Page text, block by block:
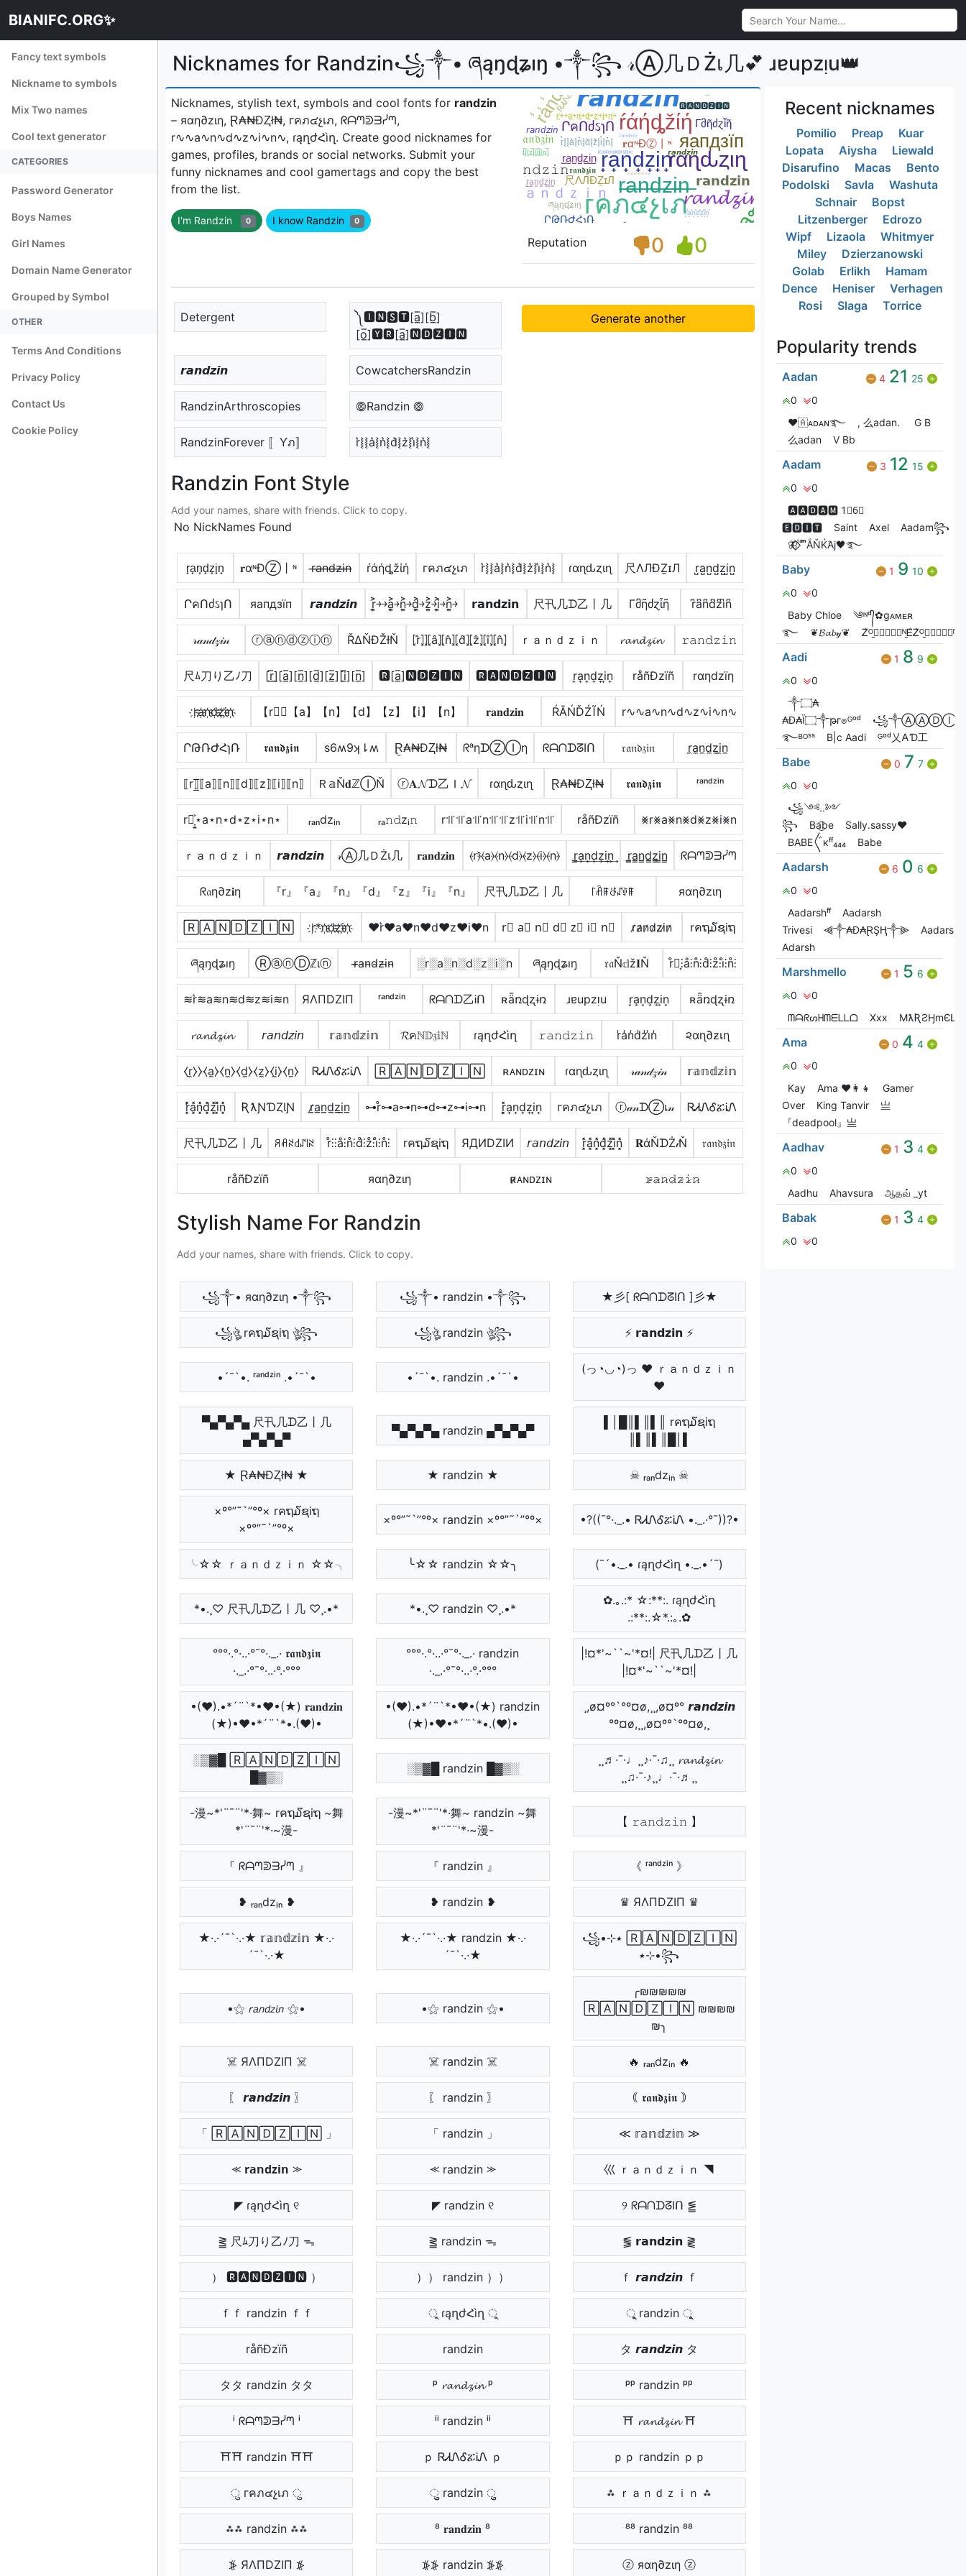
BIANIFC.ORG✨
Fancy text symbols
Nickname to symbols
Mix Two names
Cool text generator
CATEGORIES
Password Generator
Boys Names
Girl Names
Domain Name Generator
Grouped by Symbol
OTHER
Terms And Conditions
Privacy Policy
Contact Us
Cookie Policy
Nicknames for Randzin꧁༒• ཞąŋɖʑıŋ •༒꧂ 𝓇Ⓐ几ＤŻเ几💕 ɹɐupzᴉu👑
Nicknames, stylish text, symbols and cool fonts for randzin
– яαη∂zιη, Ɽ₳₦ĐⱫł₦, гคภ๔չเภ, ᖇᗩᘉᕲᗱᓰᘉ,
r∿∿a∿n∿d∿z∿i∿n∿, ɾąղժՀìղㅤ. Create good nicknames for
games, profiles, brands or social networks. Submit your
funny nicknames and cool gamertags and copy the best
from the list.
I'm Randzin 0 I know Randzin 0
Reputation 0 0
Detergent
༽🅸🅽🆂🆃[a̲̅][b̲̅]
[o̲̅]🆈🆁[a̲̅]🅽🅳🆉🅸🅽
𝙧𝙖𝙣𝙙𝙯𝙞𝙣 CowcatchersRandzin
RandzinArthroscopies ⨷Randzin ⨷
RandzinForever 〚Ƴภ〛 r͛⦚⦚a͛⦚n͛⦚d͛⦚z͛⦚i͛⦚n͛⦚
Generate another
Randzin Font Style
Add your names, share with friends. Click to copy.
No NickNames Found
r̟a̟n̟d̟z̟i̟n̟ 𝐫αᶰĐⓏ丨ᶰ r̶a̶n̶d̶z̶i̶n̶ ŕάήȡžίή гคภ๔չเภ r͛⦚⦚a͛⦚n͛⦚d͛⦚z͛⦚i͛⦚n͛⦚ ɾαɳԃȥιɳ 尺ΛЛÐẔɪЛ r̺a̺n̺d̺z̺i̺n̺
ՐคՈძઽɿՈ яапдзїп 𝙧𝙖𝙣𝙙𝙯𝙞𝙣 r͎͍͐￫￫a͎͍͐￫n͎͍͐￫d͎͍͐￫z͎͍͐￫i͎͍͐￫n͎͍͐￫ 𝗿𝗮𝗻𝗱𝘇𝗶𝗻 尺卂几ᗪ乙丨几 Γმῆძɀἶῆ r͆a͆n͆d͆z͆i͆n͆
𝓇𝒶𝓃𝒹𝓏𝒾𝓃 ⓡⓐⓝⓓⓩⓘⓝ ŘΔŇĐŽƗŇ ⦏r̂⦎⦎⦏â⦎⦏n̂⦎⦏d̂⦎⦏ẑ⦎⦏î⦎⦏n̂⦎ ｒａｎｄｚｉｎ 𝓻𝓪𝓷𝓭𝔃𝓲𝓷 𝚛𝚊𝚗𝚍𝚣𝚒𝚗
尺ﾑ刀り乙ﾉ刀 [r̲̅]̼[a̲̅][n̲̅][d̲̅][z̲̅][i̲̅][n̲̅] 🆁[a̲̅]🅽🅳🆉🅸🅽 🆁🅰🅽🅳🆉🅸🅽 r͎a͎n͎d͎z͎i͎n͎ råñÐzïñ rαηdzïη
r҉a҉n҉d҉z҉i҉n҉ 【r】⃣【a】【n】【d】【z】【i】【n】 𝐫𝐚𝐧𝐝𝐳𝐢𝐧 ŔĂŃĎŹĨŃ r∿∿a∿n∿d∿z∿i∿n∿
ՐԹՌԺՀɿՌ 𝖗𝖆𝖓𝖉𝖟𝖎𝖓 s6ʍ9ʞ⇂ʍ Ɽ̼₳₦ĐⱫł₦ ᖇᵃηᗪⓏⒾη ᖇᗩᑎᗪᘔIᑎ 𝔯𝔞𝔫𝔡𝔷𝔦𝔫 r̼a̼n̼d̼z̼i̼n̼
⟦r⟧̲̅⟦a⟧⟦n⟧⟦d⟧⟦z⟧⟦i⟧⟦n⟧ Ｒ𝕒Ň𝐝ℤⒾŇ ⓡ𝐀𝓝ᗪ乙Ｉ𝓝 ɾαɳԃȥιɳ Ɽ₳₦ĐⱫł₦ 𝖗𝖆𝖓𝖉𝖟𝖎𝖓 ʳᵃⁿᵈᶻⁱⁿ
r⋆͎͍͐⋆a⋆n⋆d⋆z⋆i⋆n⋆ ᵣₐₙdzᵢₙ ᵣₐ𝚗𝚍zᵢ𝚗 r꜉꜍꜉꜍a꜉꜍n꜉꜍꜉꜍z꜉꜍i꜉꜍n꜉꜍ råñÐzïñ ⨳r⨳a⨳n⨳d⨳z⨳i⨳n
ｒａｎｄｚｉｎ 𝙧𝙖𝙣𝙙𝙯𝙞𝙣 𝓇Ⓐ几ＤŻเ几 𝐫𝐚𝐧𝐝𝐳𝐢𝐧 ⦑r⦒̂⦑a⦒⦑n⦒⦑d⦒⦑z⦒⦑i⦒⦑n⦒ r̳͢a͢n͢d͢z͢i͢n͢ r̳̲a̳n̳d̳z̳i̳n̳ ᖇᗩᘉᕲᗱᓰᘉ
ᖇ𝔞η∂z𝐢η 『r』『a』『n』『d』『z』『i』『n』 尺卂几ᗪ乙丨几 ꒓ꋫꁹꁕꁴꂑꁹ яαη∂zιη
🅁🄰🄽🄳🅉🄸🄽 r҉*n҉d҉z҉i҉n҉ ♥r͛♥a♥n♥d♥z♥i♥n r⃣ a⃣ n⃣ d⃣ z⃣ i⃣ n⃣ r̷a̷n̷d̷z̷i̷n̷ rคຖ໓ຊiຖ
ཞąŋɖʑıŋ ⓇⓐⓝⒹℤιⓝ r̴̶a̴n̴d̴z̴i̴n̴ ░r░a░n░d░z░i░n ཞąŋɖʑıŋ 𝔯𝔞Ň𝕕ž𝐈Ň r̊⫶͎⫶å⫶n̊⫶d̊⫶z̊⫶i̊⫶n̊⫶
≋r͛≋a≋n≋d≋z≋i≋n ЯΛПDZIП ʳᵃⁿᵈᶻⁱⁿ ᖇᗩᑎᗪ乙Ꭵᑎ ʀǟռɖʐɨռ ɹɐupzᴉu r͙a͙n͙d͙z͙i͙n͙ ʀǟռɖʐɨռ
𝓻𝓪𝓷𝓭𝔃𝓲𝓷 𝘳𝘢𝘯𝘥𝘻𝘪𝘯 𝕣𝕒𝕟𝕕𝕫𝕚𝕟 𝓡คℕ𝔻𝔷𝕚ℕ ɾąղժՀìղ 𝚛𝚊𝚗𝚍𝚣𝚒𝚗 r̾a̾n̾d̾z̾i̾n̾ ૨αɳ∂ƶเɳ
⧼r̼⧽⧽⧼a̼⧽⧼n̼⧽⧼d̼⧽⧼z̼⧽⧼i̼⧽⧼n̼⧽ ᏒᏗᏁᎴፚᎥᏁ 🅁🄰🄽🄳🅉🄸🄽 ʀᴀɴᴅᴢɪɴ ɾαɳԃȥιɳ 𝓇𝒶𝓃𝒹𝓏𝒾𝓃 𝕣𝕒𝕟𝕕𝕫𝕚𝕟
r͓̽̾a͓̽n͓̽d͓̽z͓̽i͓̽n͓̽ ƦƛƝƊȤƖƝ r̷̲a̲n̲d̲z̲i̲n̲ ⊶r̊⊶a⊶n⊶d⊶z⊶i⊶n r͎͓̽a͎n͎d͎z͎i͎n͎ гคภ๔չเภ ⓡ𝒶𝓃ᗪⓏเ𝓃 ᏒᏗᏁᎴፚᎥᏁ
尺卂几ᗪ乙丨几 ꋪꋬꋊ꒯ꁴ꒐ꋊ r̊⫶⫶å⫶n̊⫶d̊⫶z̊⫶i̊⫶n̊⫶ rคຖ໓ຊiຖ ЯДИDZIИ 𝘳𝘢𝘯𝘥𝘻𝘪𝘯 r͓̽a͓̽n͓̽d͓̽z͓̽i͓̽n͓̽ 𝐑άŇᗪŻ𝒾Ň 𝔯𝔞𝔫𝔡𝔷𝔦𝔫
råñÐzïñ яαη∂zιη ʀ̷ᴀɴᴅᴢɪɴ 𝚛̷̴𝚊̷𝚗̷𝚍̷𝚣̷𝚒̷𝚗̷
Stylish Name For Randzin
Add your names, share with friends. Click to copy.
꧁༒• яαη∂zιη •༒꧂ ꧁༒• randzin •༒꧂ ★彡[ ᖇᗩᑎᗪᘔIᑎ ]彡★
꧁ঔৣ rคຖ໓ຊiຖ ঔৣ꧂ ꧁ঔৣ randzin ঔৣ꧂ ⚡ 𝗿𝗮𝗻𝗱𝘇𝗶𝗻 ⚡
•´¯`•. ʳᵃⁿᵈᶻⁱⁿ .•´¯`• •´¯`•. randzin .•´¯`•
(っ◔◡◔)っ ♥ ｒａｎｄｚｉｎ
♥
▀▄▀▄▀▄ 尺卂几ᗪ乙丨几
▄▀▄▀▄▀
▀▄▀▄▀▄ randzin ▄▀▄▀▄▀
▌│█║▌║▌║ rคຖ໓ຊiຖ
★ Ɽ₳₦ĐⱫł₦ ★ ★ randzin ★ ☠ ᵣₐₙdzᵢₙ ☠
×º°”˜`”°º× rคຖ໓ຊiຖ
×º°”˜`”°º×
×º°”˜`”°º× randzin ×º°”˜`”°º× •?((¯°·._.• ᏒᏗᏁᎴፚᎥᏁ •._.·°¯))?•
╰☆☆ ｒａｎｄｚｉｎ ☆☆╮ ╰☆☆ randzin ☆☆╮ (¯´•._.• ɾąղժՀìղ •._.•´¯)
*•.¸♡ 尺卂几ᗪ乙丨几 ♡¸.•* *•.¸♡ randzin ♡¸.•*
✿.｡.:* ☆:**:. ɾąղժՀìղ
.:**:.☆*.:｡.✿
°°°·.°·..·°¯°·._.· 𝖗𝖆𝖓𝖉𝖟𝖎𝖓
·._.·°¯°·..·°.·°°°
°°°·.°·..·°¯°·._.· randzin
·._.·°¯°·..·°.·°°°
|!¤*'~``~'*¤!| 尺卂几ᗪ乙丨几
|!¤*'~``~'*¤!|
•(♥).•*´¨`*•♥•(★) 𝐫𝐚𝐧𝐝𝐳𝐢𝐧
(★)•♥•*´¨`*•.(♥)•
•(♥).•*´¨`*•♥•(★) randzin
(★)•♥•*´¨`*•.(♥)•
¸,ø¤º°`°º¤ø,¸¸,ø¤º° 𝙧𝙖𝙣𝙙𝙯𝙞𝙣
°º¤ø,¸¸,ø¤º°`°º¤ø,¸
░▒▓█ 🅁🄰🄽🄳🅉🄸🄽
█▓▒░
░▒▓█ randzin █▓▒░
¸¸♬·¯·♩¸¸♪·¯·♫¸¸ 𝓻𝓪𝓷𝓭𝔃𝓲𝓷
¸¸♫·¯·♪¸¸♩·¯·♬¸¸
-漫~*'¨¯¨'*·舞~ rคຖ໓ຊiຖ ~舞
*'¨¯¨'*·~漫-
-漫~*'¨¯¨'*·舞~ randzin ~舞
*'¨¯¨'*·~漫-
【 𝚛𝚊𝚗𝚍𝚣𝚒𝚗 】
『 ᖇᗩᘉᕲᗱᓰᘉ 』 『 randzin 』 《 ʳᵃⁿᵈᶻⁱⁿ 》
❥ ᵣₐₙdzᵢₙ ❥ ❥ randzin ❥ ♛ ЯΛПDZIП ♛
★·.·´¯`·.·★ 𝕣𝕒𝕟𝕕𝕫𝕚𝕟 ★·.·
´¯`·.·★
★·.·´¯`·.·★ randzin ★·.·
´¯`·.·★
꧁•⊹٭ 🅁🄰🄽🄳🅉🄸🄽
٭⊹•꧂
•⚝ 𝘳𝘢𝘯𝘥𝘻𝘪𝘯 ⚝• •⚝ randzin ⚝•
╭₪₪₪₪₪
🅁🄰🄽🄳🅉🄸🄽 ₪₪₪₪
₪╮
☠️ ЯΛПDZIП ☠️ ☠️ randzin ☠️ 🔥 ᵣₐₙdzᵢₙ 🔥
〖 𝙧𝙖𝙣𝙙𝙯𝙞𝙣 〗 〖 randzin 〗 ｟ 𝖗𝖆𝖓𝖉𝖟𝖎𝖓 ｠
「 🅁🄰🄽🄳🅉🄸🄽 」 「 randzin 」 ≪ 𝕣𝕒𝕟𝕕𝕫𝕚𝕟 ≫
⪻ 𝗿𝗮𝗻𝗱𝘇𝗶𝗻 ⪼ ⪻ randzin ⪼ 巛 ｒａｎｄｚｉｎ ◥
◤ ɾąղժՀìղ ୧ ◤ randzin ୧ ୨ ᖇᗩᑎᗪᘔIᑎ ⪑
⪒ 尺ﾑ刀り乙ﾉ刀 ᯓ ⪒ randzin ᯓ ⪓ 𝗿𝗮𝗻𝗱𝘇𝗶𝗻 ⪔
） 🆁🅰🅽🅳🆉🅸🅽 ） ）） randzin ）） ｆ 𝙧𝙖𝙣𝙙𝙯𝙞𝙣 ｆ
ｆｆ randzin ｆｆ ু ɾąղժՀìղ ু ুু randzin ুু
タ 𝙧𝙖𝙣𝙙𝙯𝙞𝙣 タ
タタ randzin タタ ᵖ 𝓻𝓪𝓷𝓭𝔃𝓲𝓷 ᵖ ᵖᵖ randzin ᵖᵖ
ⁱ ᖇᗩᘉᕲᗱᓰᘉ ⁱ ⁱⁱ randzin ⁱⁱ ⛩ 𝓻𝓪𝓷𝓭𝔃𝓲𝓷 ⛩
⛩⛩ randzin ⛩⛩ ｐ ᏒᏗᏁᎴፚᎥᏁ ｐ ｐｐ randzin ｐｐ
ु гคภ๔չเภ ु ुु randzin ुु ⁂ ｒａｎｄｚｉｎ ⁂
⁂⁂ randzin ⁂⁂ ⁸ 𝐫𝐚𝐧𝐝𝐳𝐢𝐧 ⁸ ⁸⁸ randzin ⁸⁸
⦕ ЯΛПDZIП ⦕ ⦕⦕ randzin ⦕⦕ ⓩ яαη∂zιη ⓩ
Recent nicknames
Pomilio Preap
Kuar
Lopata
Aiysha
Liewald
Disarufino
Macas
Bento
Podolski
Savla
Washuta
Schnair
Bopst
Litzenberger
Edrozo
Wipf
Lizaola
Whitmyer
Miley
Dzierzanowski
Golab
Erlikh
Hamam
Dence
Heniser
Verhagen
Rosi
Slaga Torrice
Popularity trends
Aadan 4 21 25
0
0
❤🇦ᴀᴅᴀɴ࿐
, 么adan.
G‎ B
么adan
V Bㅤb
Aadam 3 12 15
0
0
🅰🅰🅳🅰🅼 1⃣6⃣
🅴🅳🅸🆃
Saint Axel
Aadam꧂
🦋⃟‌⃟ ͥ ͣ ͫͫẮŇЌΆj🖤࿐
Baby 1 9 10
0
0
Baby Chloe
༄ᶦᶰᵈ᭄✿gᴀᴍᴇʀ
࿐
❦︎𝓑𝓪𝓫𝓎❦︎
Aadi 1 8 9
0
0
༒۝₳
₳Đ₳Ï۝༒թг๏ᴳᵒᵈ
࿐ᴮᴼˢˢ
B|c Aadi ᴳᵒᵈ乂𐌀Ɗ工
Babe 0 7 7
0
0
꧁༺..༻
꧂
Ba͜͡be
Sally.sassy❤️
ВАВЕ〲кᶠᶠ₄₄₄
Babe
Aadarsh 6 0 6
0
0
Aadarshᶠᶠ
Aadarsh
Trivesi
⫷༒₳Đ₳ⱤŞⱧ༒⫸
Aadarsh™
Adarsh
Marshmello 1 5 6
0
0
ᗰᗩᖇᔕᕼᗰᗴᒪᒪᗝ
Xxx
Ama 0 4 4
0
0
Kay
Ama ♥️👩‍👧
Gamer
Over
King Tanvir
亗
『deadpool』亗
Aadhav 1 3 4
0
0
Aadhu
Ahavsura ஆதவ் _yt
Babak 1 3 4
0
0